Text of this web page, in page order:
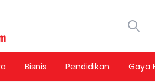
Bisnis Pendidikan Gaya